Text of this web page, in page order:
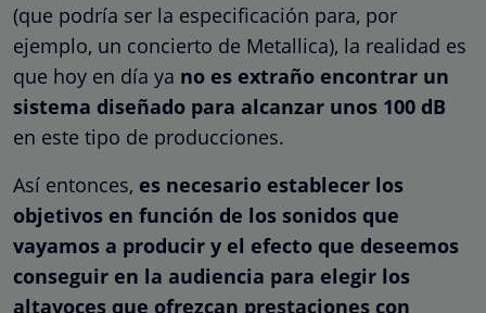
(que podría ser la especificación para, por
ejemplo, un concierto de Metallica), la realidad es
que hoy en día ya no es extraño encontrar un
sistema diseñado para alcanzar unos 100 dB
en este tipo de producciones.
Así entonces, es necesario establecer los
objetivos en función de los sonidos que
vayamos a producir y el efecto que deseemos
conseguir en la audiencia para elegir los
altavoces que ofrezcan prestaciones con